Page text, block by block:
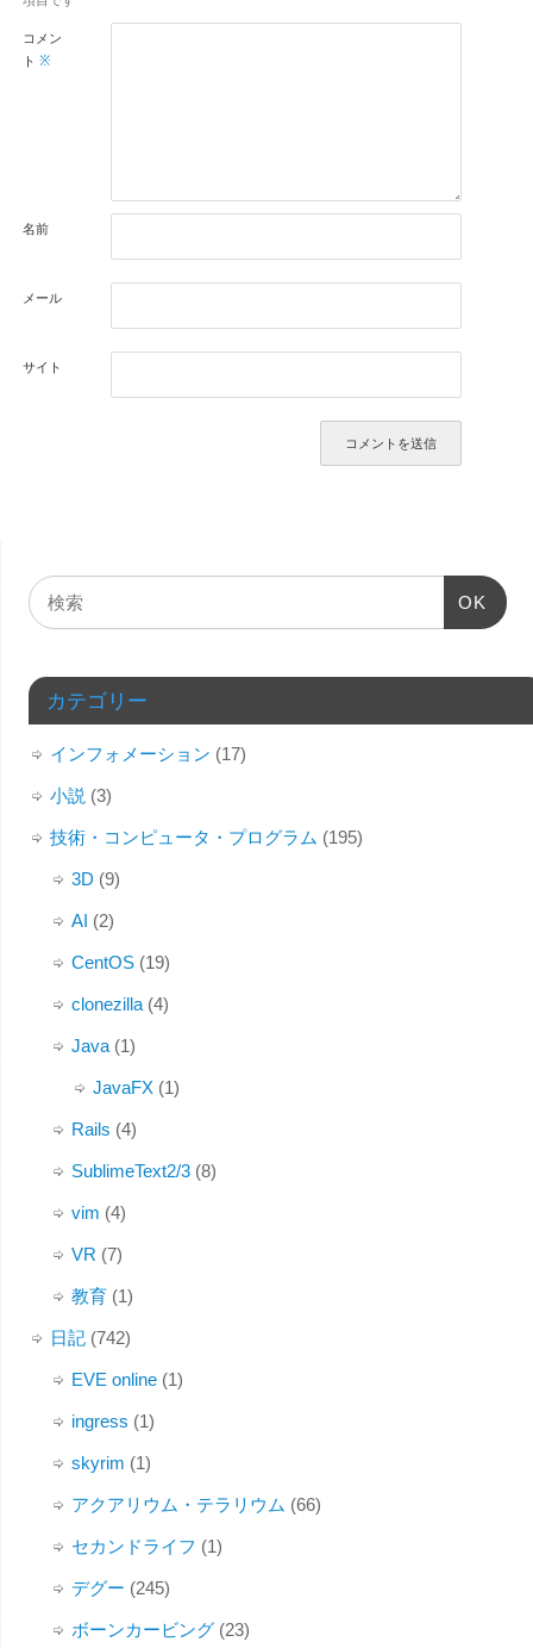
コメン
ト ※
名前
メール
サイト
OK
カテゴリー
インフォメーション (17)
小説 (3)
技術・コンピュータ・プログラム (195)
3D (9)
AI (2)
CentOS(19)
clonezilla(4)
Java(1)
JavaFX(1)
Rails (4)
SublimeText2/3(8)
vim (4)
VR (7)
教育(1)
日記(742)
EVE online(1)
ingress (1)
skyrim (1)
アクアリウム・テラリウム (66)
セカンドライフ (1)
デグー (245)
ボーンカービング(23)